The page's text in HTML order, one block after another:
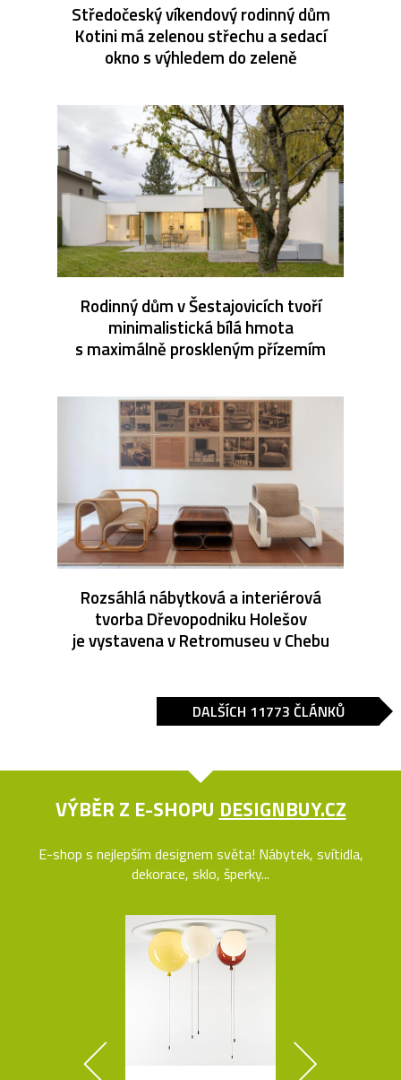
Středočeský víkendový rodinný dům
Kotini má zelenou střechu a sedací
okno s výhledem do zeleně
Rodinný dům v Šestajovicích tvoří
minimalistická bílá hmota
s maximálně proskleným přízemím
Rozsáhlá nábytková a interiérová
tvorba Dřevopodniku Holešov
je vystavena v Retromuseu v Chebu
DALŠÍCH 11773 ČLÁNKŮ
VÝBĚR Z E-SHOPU DESIGNBUY.CZ
E-shop s nejlepším designem světa! Nábytek, svítidla,
dekorace, sklo, šperky...